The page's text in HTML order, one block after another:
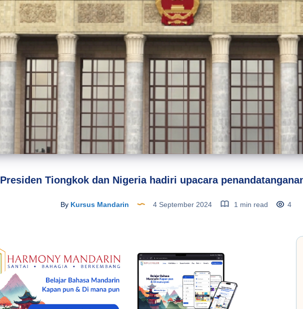
Presiden Tiongkok dan Nigeria hadiri upacara
By Kursus Mandarin 4 September 2024 1 min read 4